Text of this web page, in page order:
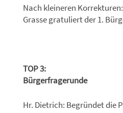
Nach kleineren
Grasse gratuliert der 1.
TOP 3:
Bürgerfragerunde
Hr. Dietrich: Begründet die